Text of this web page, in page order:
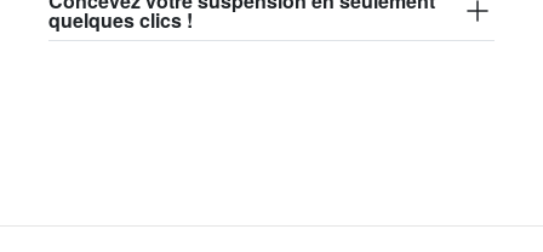
quelques clics !